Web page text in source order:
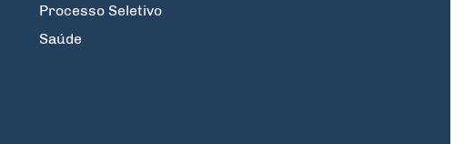
Processo Seletivo
Saúde